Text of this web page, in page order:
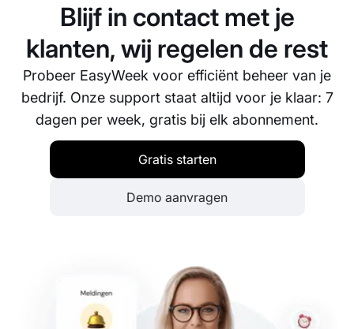
Blijf in contact met je
klanten, wij regelen de rest
Probeer EasyWeek voor efficiënt beheer van je
bedrijf. Onze support staat altijd voor je klaar: 7
dagen per week, gratis bij elk abonnement.
Gratis starten
Demo aanvragen